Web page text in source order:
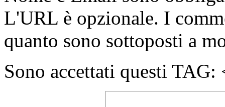
L'URL è opzionale. I
quanto sono sottoposti a
Sono accettati questi